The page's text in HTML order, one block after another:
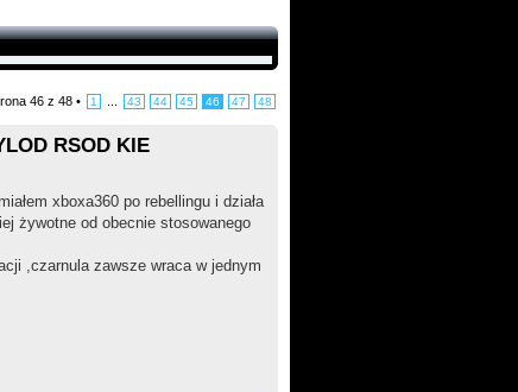
46 z 48 • 1 43 44 45 46 47 48
RSOD KIE
xboxa360 po rebellingu i działa
żywotne od obecnie stosowanego
,czarnula zawsze wraca w jednym